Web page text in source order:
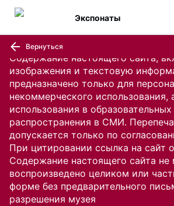
Содержание настоящего сайта,
изображения и текстовую
предназначено только для
некоммерческого использования,
использования в
распространения в СМИ.
допускается только по
При цитировании ссылка на сайт
Содержание настоящего сайта
воспроизведено целиком или
форме без предварительного
разрешения музея
Экспонаты
Вернуться